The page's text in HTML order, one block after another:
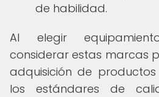
de habilidad.
Al elegir
considerar estas marcas
adquisición de
los estándares de